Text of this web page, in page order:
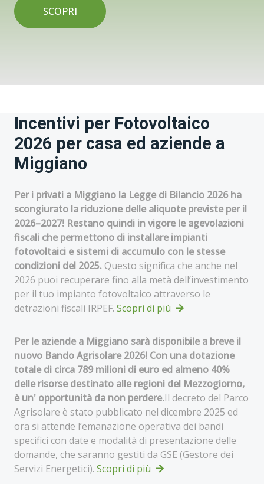
SCOPRI
Incentivi per Fotovoltaico
2026 per casa ed aziende a
Miggiano
Per i privati a Miggiano la Legge di Bilancio 2026 ha
scongiurato la riduzione delle aliquote previste per il
2026–2027! Restano quindi in vigore le agevolazioni
fiscali che permettono di installare impianti
fotovoltaici e sistemi di accumulo con le stesse
condizioni del 2025. Questo significa che anche nel
2026 puoi recuperare fino alla metà dell’investimento
per il tuo impianto fotovoltaico attraverso le
detrazioni fiscali IRPEF. Scopri di più
Per le aziende a Miggiano sarà disponibile a breve il
nuovo Bando Agrisolare 2026! Con una dotazione
totale di circa 789 milioni di euro ed almeno 40%
delle risorse destinato alle regioni del Mezzogiorno,
è un' opportunità da non perdere.Il decreto del Parco
Agrisolare è stato pubblicato nel dicembre 2025 ed
ora si attende l’emanazione operativa dei bandi
specifici con date e modalità di presentazione delle
domande, che saranno gestiti da GSE (Gestore dei
Servizi Energetici). Scopri di più